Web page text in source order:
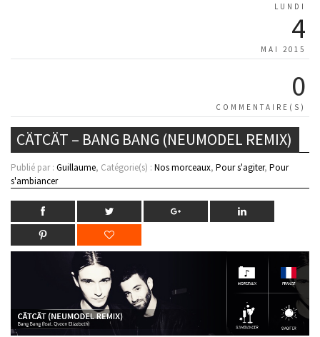
LUNDI
4
MAI 2015
0
COMMENTAIRE(S)
CÄTCÄT – BANG BANG (NEUMODEL REMIX)
Publié par : Guillaume, Catégorie(s) : Nos morceaux, Pour s'agiter, Pour
s'ambiancer